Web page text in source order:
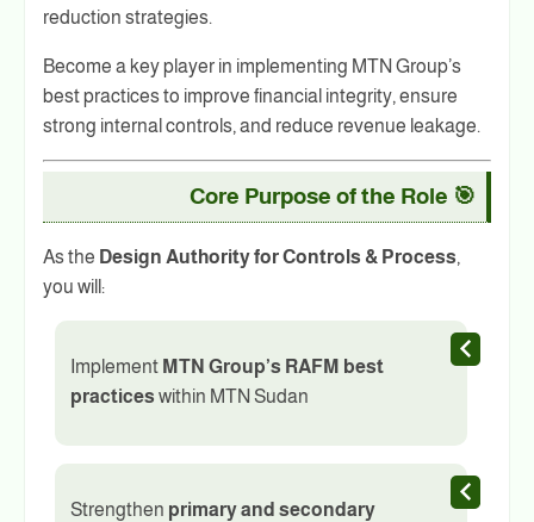
reduction strategies.
Become a key player in implementing MTN Group’s
best practices to improve financial integrity, ensure
strong internal controls, and reduce revenue leakage.
🎯
Core Purpose of the Role
As the Design Authority for Controls & Process,
you will:
Implement MTN Group’s RAFM best
practices within MTN Sudan
Strengthen primary and secondary